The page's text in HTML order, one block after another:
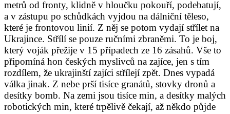
metrů od fronty, klidně v hloučku pokouří, podebatují,
a v zástupu po schůdkách vyjdou na dálniční těleso,
které je frontovou linií. Z něj se potom vydají střílet na
Ukrajince. Střílí se pouze ručními zbraněmi. To je boj,
který voják přežije v 15 případech ze 16 zásahů. Vše to
připomíná hon českých myslivců na zajíce, jen s tím
rozdílem, že ukrajinští zajíci střílejí zpět. Dnes vypadá
válka jinak. Z nebe prší tisíce granátů, stovky dronů a
desítky bomb. Na zemi jsou tisíce min, a desítky malých
robotických min, které trpělivě čekají, až někdo půjde